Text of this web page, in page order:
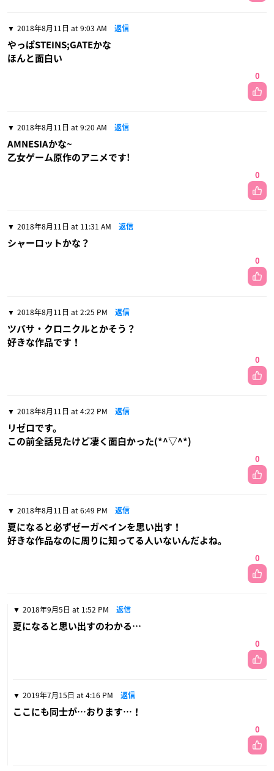
2018年8月11日 at 9:03 AM 返信
やっぱSTEINS;GATEかな
ほんと面白い
0
2018年8月11日 at 9:20 AM 返信
AMNESIAかな~
乙女ゲーム原作のアニメです!
0
2018年8月11日 at 11:31 AM 返信
シャーロットかな？
0
2018年8月11日 at 2:25 PM 返信
ツバサ・クロニクルとかそう？
好きな作品です！
0
2018年8月11日 at 4:22 PM 返信
リゼロです。
この前全話見たけど凄く面白かった(*^▽^*)
0
2018年8月11日 at 6:49 PM 返信
夏になると必ずゼーガペインを思い出す！
好きな作品なのに周りに知ってる人いないんだよね。
0
2018年9月5日 at 1:52 PM 返信
夏になると思い出すのわかる…
0
2019年7月15日 at 4:16 PM 返信
ここにも同士が…おります…！
0